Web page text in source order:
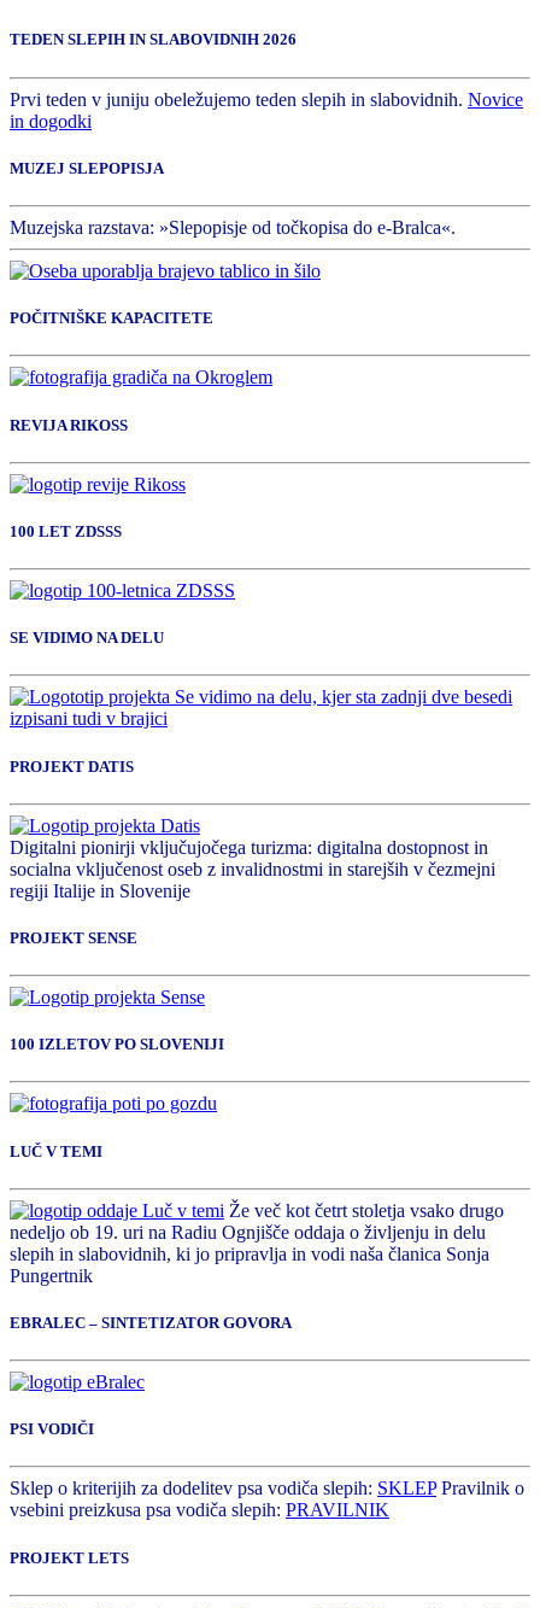
TEDEN SLEPIH IN SLABOVIDNIH 2026
Prvi teden v juniju obeležujemo teden slepih in slabovidnih. Novice
in dogodki
MUZEJ SLEPOPISJA
Muzejska razstava: »Slepopisje od točkopisa do e-Bralca«.
POČITNIŠKE KAPACITETE
REVIJA RIKOSS
100 LET ZDSSS
SE VIDIMO NA DELU
PROJEKT DATIS
Digitalni pionirji vključujočega turizma: digitalna dostopnost in
socialna vključenost oseb z invalidnostmi in starejših v čezmejni
regiji Italije in Slovenije
PROJEKT SENSE
100 IZLETOV PO SLOVENIJI
LUČ V TEMI
Že več kot četrt stoletja vsako drugo
nedeljo ob 19. uri na Radiu Ognjišče oddaja o življenju in delu
slepih in slabovidnih, ki jo pripravlja in vodi naša članica Sonja
Pungertnik
EBRALEC – SINTETIZATOR GOVORA
PSI VODIČI
Sklep o kriterijih za dodelitev psa vodiča slepih: SKLEPPravilnik o
vsebini preizkusa psa vodiča slepih: PRAVILNIK
PROJEKT LETS